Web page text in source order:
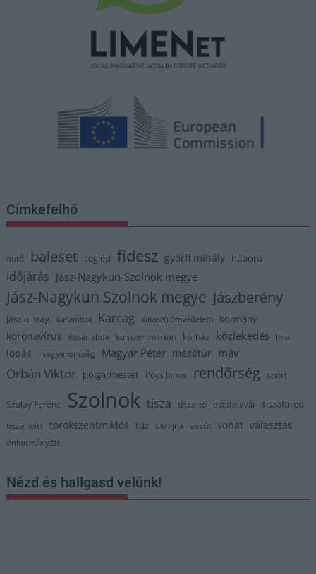
Címkefelhő
autó baleset cegléd fidesz györfi mihály háború
időjárás Jász-Nagykun-Szolnok megye
Jász-Nagykun Szolnok megye Jászberény
Jászkunság karambol Karcag katasztrófavédelem kormány
koronavírus kosárlabda kunszentmárton kórház közlekedés lmp
lopás magyarország Magyar Péter mezőtúr máv
Orbán Viktor polgármester Pócs János rendőrség sport
Szalay Ferenc Szolnok tisza tisza-tó tiszaföldvár tiszafüred
tisza part törökszentmiklós tűz ukrajna vasút vonat választás
önkormányzat
Nézd és hallgasd velünk!